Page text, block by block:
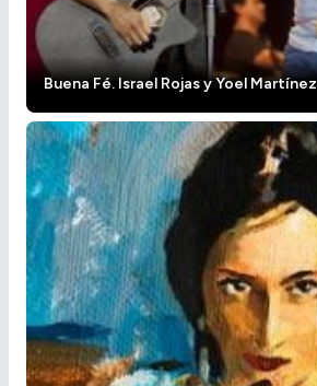
Buena Fé. Israel Rojas y Yoel Martínez